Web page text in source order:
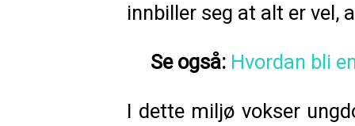
innbiller seg at alt er vel,
Se også: Hvordan bli
I dette miljø vokser